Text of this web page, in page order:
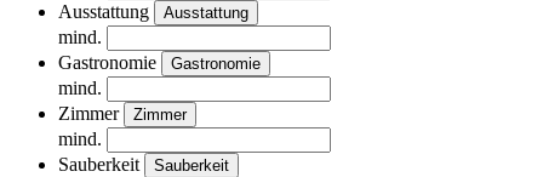
Ausstattung
Ausstattung
mind.
Gastronomie
Gastronomie
mind.
Zimmer
Zimmer
mind.
Sauberkeit
Sauberkeit